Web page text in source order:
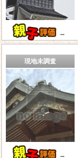
－
現地未調査
－